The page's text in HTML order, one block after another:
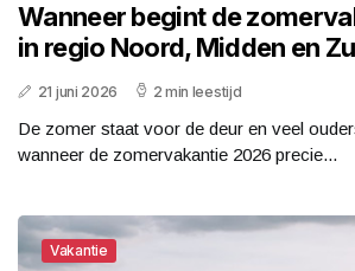
Wanneer begint de
in regio Noord, Midden en
21 juni 2026 2 min leestijd
De zomer staat voor de deur en veel
wanneer de zomervakantie 2026 precie...
Vakantie